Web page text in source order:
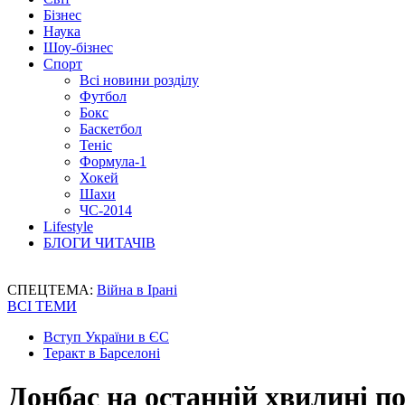
Бізнес
Наука
Шоу-бізнес
Спорт
Всі новини розділу
Футбол
Бокс
Баскетбол
Теніс
Формула-1
Хокей
Шахи
ЧС-2014
Lifestyle
БЛОГИ ЧИТАЧІВ
СПЕЦТЕМА: Війна в Ірані
ВСІ ТЕМИ
Вступ України в ЄС
Теракт в Барселоні
Донбас на останній хвилині